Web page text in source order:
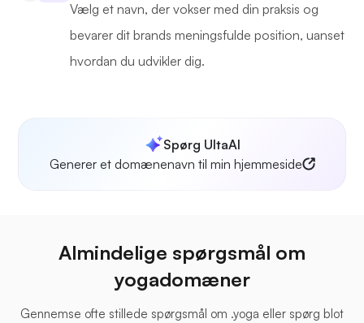
Vælg et navn, der vokser med din praksis og
bevarer dit brands meningsfulde position, uanset
hvordan du udvikler dig.
Spørg UltaAI
Generer et domænenavn til min hjemmeside
Almindelige spørgsmål om
yogadomæner
Gennemse ofte stillede spørgsmål om .yoga eller spørg blot